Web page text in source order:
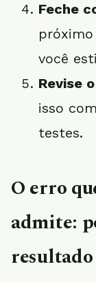
Feche
você
Revise
isso
testes.
O erro
admite: